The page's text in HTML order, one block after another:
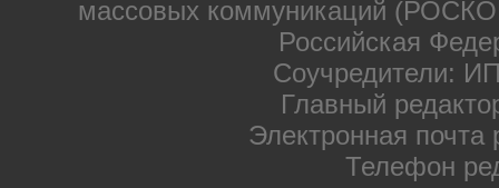
массовых коммуникаций
Российская
Соучредители:
Главный
Электронная почта
Телефон